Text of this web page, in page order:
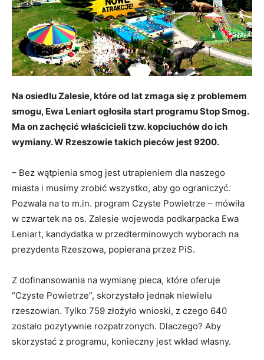
Na osiedlu Zalesie, które od lat zmaga się z problemem
smogu, Ewa Leniart ogłosiła start programu Stop Smog.
Ma on zachęcić właścicieli tzw. kopciuchów do ich
wymiany. W Rzeszowie takich pieców jest 9200.
– Bez wątpienia smog jest utrapieniem dla naszego
miasta i musimy zrobić wszystko, aby go ograniczyć.
Pozwala na to m.in. program Czyste Powietrze – mówiła
w czwartek na os. Zalesie wojewoda podkarpacka Ewa
Leniart, kandydatka w przedterminowych wyborach na
prezydenta Rzeszowa, popierana przez PiS.
Z dofinansowania na wymianę pieca, które oferuje
“Czyste Powietrze”, skorzystało jednak niewielu
rzeszowian. Tylko 759 złożyło wnioski, z czego 640
zostało pozytywnie rozpatrzonych. Dlaczego? Aby
skorzystać z programu, konieczny jest wkład własny.